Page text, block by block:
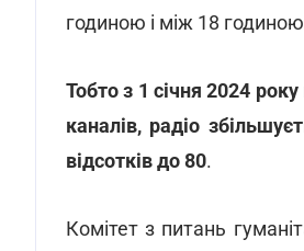
годиною і між 18
Тобто з 1 січня 2024
каналів, радіо
відсотків до 80.
Комітет з питань